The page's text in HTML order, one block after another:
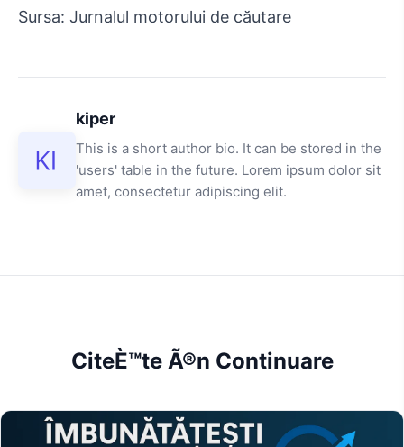
Sursa: Jurnalul motorului de căutare
kiper
This is a short author bio. It can be stored in the
'users' table in the future. Lorem ipsum dolor sit
amet, consectetur adipiscing elit.
CiteÈ™te Ã®n Continuare